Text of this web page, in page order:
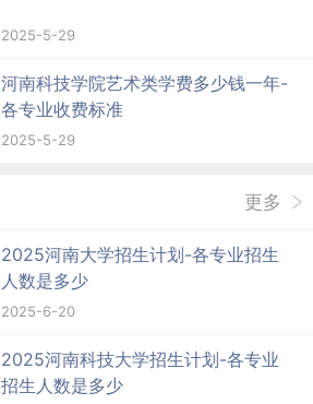
2025-5-29
河南科技学院艺术类学费多少钱一年-
各专业收费标准
2025-5-29
更多
2025河南大学招生计划-各专业招生
人数是多少
2025-6-20
2025河南科技大学招生计划-各专业
招生人数是多少